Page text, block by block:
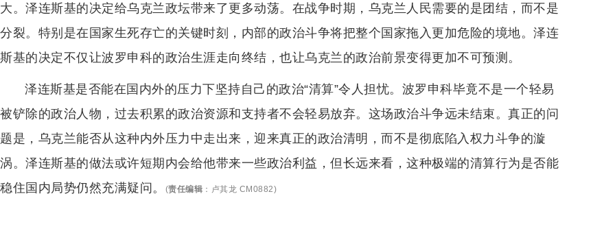
大。泽连斯基的决定给乌克兰政坛带来了更多动荡。在战争时期，乌克兰人民需要的是团结，而不是
分裂。特别是在国家生死存亡的关键时刻，内部的政治斗争将把整个国家拖入更加危险的境地。泽连
斯基的决定不仅让波罗申科的政治生涯走向终结，也让乌克兰的政治前景变得更加不可预测。
泽连斯基是否能在国内外的压力下坚持自己的政治“清算”令人担忧。波罗申科毕竟不是一个轻易
被铲除的政治人物，过去积累的政治资源和支持者不会轻易放弃。这场政治斗争远未结束。真正的问
题是，乌克兰能否从这种内外压力中走出来，迎来真正的政治清明，而不是彻底陷入权力斗争的漩
涡。泽连斯基的做法或许短期内会给他带来一些政治利益，但长远来看，这种极端的清算行为是否能
稳住国内局势仍然充满疑问。
(责任编辑 ： 卢其龙 CM0882)